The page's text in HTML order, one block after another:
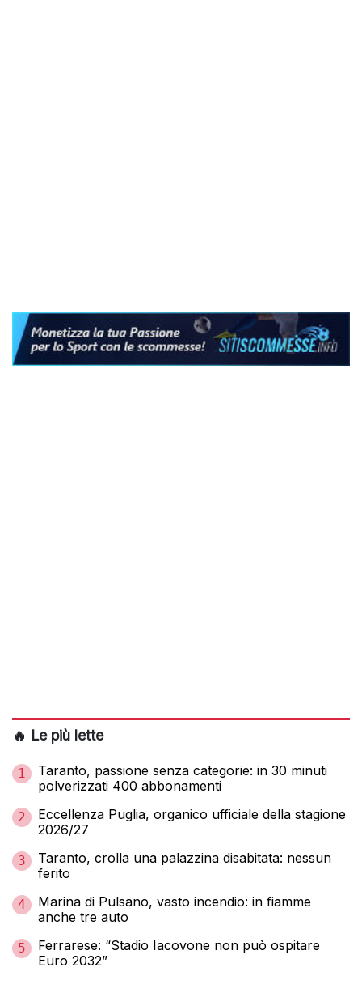
🔥 Le più lette
1
Taranto, passione senza categorie: in 30 minuti
polverizzati 400 abbonamenti
2
Eccellenza Puglia, organico ufficiale della stagione
2026/27
3
Taranto, crolla una palazzina disabitata: nessun
ferito
4
Marina di Pulsano, vasto incendio: in fiamme
anche tre auto
5
Ferrarese: “Stadio Iacovone non può ospitare
Euro 2032”